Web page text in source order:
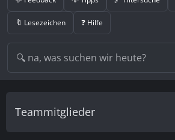
🔖 Lesezeichen ❓ Hilfe
Teammitglieder